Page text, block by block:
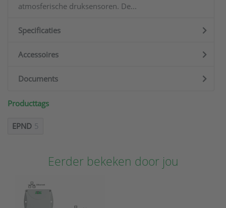
atmosferische druksensoren. De...
Specificaties
Accessoires
Documents
Producttags
EPND 5
Eerder bekeken door jou